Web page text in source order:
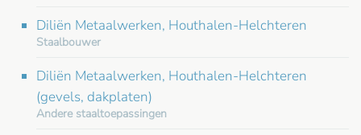
Diliën Metaalwerken, Houthalen-Helchteren
Staalbouwer
Diliën Metaalwerken, Houthalen-Helchteren
(gevels, dakplaten)
Andere staaltoepassingen